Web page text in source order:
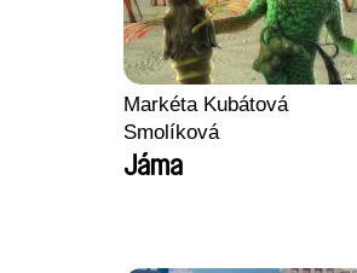
Markéta Kubátová
Smolíková
Jáma